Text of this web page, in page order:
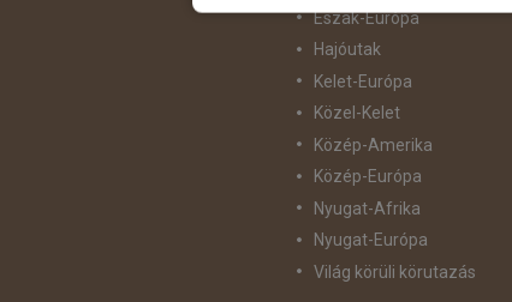
Észak-Európa
Hajóutak
Kelet-Európa
Közel-Kelet
Közép-Amerika
Közép-Európa
Nyugat-Afrika
Nyugat-Európa
Világ körüli körutazás